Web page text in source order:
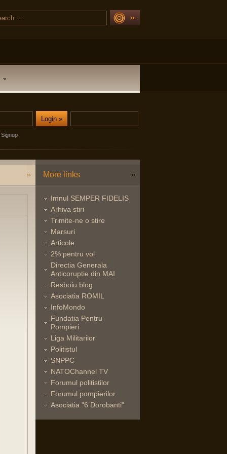
Signup
More links
Imnul SEMPER FIDELIS
Arhiva stiri
Trimite-ne o stire
Marsuri
Articole
2% pentru voi
Directia Generala
Anticoruptie din MAI
Resboiu blog
Asociatia ROMIL
InfoMondo
Fundatia Pentru
Pompieri
Liga Militarilor
Politistul
SNPPC
NATOChannel TV
Forumul politistilor
Forumul pompierilor
Asociatia "6 Dorobanti"